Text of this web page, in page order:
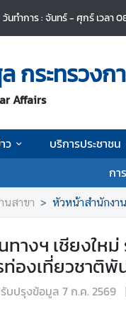
วันทำการ : จันทร์ - ศุกร์ เวลา
กระทรวงก
Affairs
ว บริการประชาชน
กา
นสาขา หัวหน้าสำนักงานหนังสือ
างฯ เชียงใ
ท่องเที่ยวชา
บปรุงข้อมูล 7 ก.ค. 2569 |